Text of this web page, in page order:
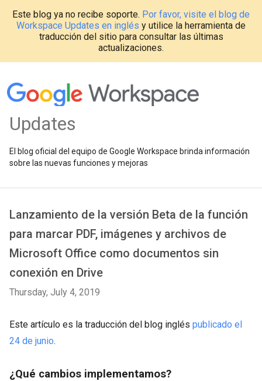
Este blog ya no recibe soporte. Por favor, visite el blog de
Workspace Updates en inglés y utilice la herramienta de
traducción del sitio para consultar las últimas
actualizaciones.
Updates
El blog oficial del equipo de Google Workspace brinda información
sobre las nuevas funciones y mejoras
Lanzamiento de la versión Beta de la función
para marcar PDF, imágenes y archivos de
Microsoft Office como documentos sin
conexión en Drive
Thursday, July 4, 2019
Este artículo es la traducción del blog inglés publicado el
24 de junio.
¿Qué cambios implementamos?